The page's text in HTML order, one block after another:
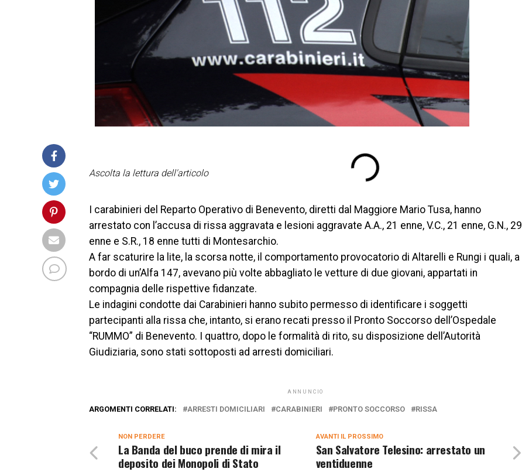
Ascolta la lettura dell'articolo
I carabinieri del Reparto Operativo di Benevento, diretti dal Maggiore Mario Tusa, hanno
arrestato con l’accusa di rissa aggravata e lesioni aggravate A.A., 21 enne, V.C., 21 enne, G.N., 29
enne e S.R., 18 enne tutti di Montesarchio.
A far scaturire la lite, la scorsa notte, il comportamento provocatorio di Altarelli e Rungi i quali, a
bordo di un’Alfa 147, avevano più volte abbagliato le vetture di due giovani, appartati in
compagnia delle rispettive fidanzate.
Le indagini condotte dai Carabinieri hanno subito permesso di identificare i soggetti
partecipanti alla rissa che, intanto, si erano recati presso il Pronto Soccorso dell’Ospedale
“RUMMO” di Benevento. I quattro, dopo le formalità di rito, su disposizione dell’Autorità
Giudiziaria, sono stati sottoposti ad arresti domiciliari.
ANNUNCIO
ARGOMENTI CORRELATI: ARRESTI DOMICILIARI CARABINIERI PRONTO SOCCORSO RISSA
AVANTI IL ​​PROSSIMO
San Salvatore Telesino: arrestato un
ventiduenne
NON PERDERE
La Banda del buco prende di mira il
deposito dei Monopoli di Stato